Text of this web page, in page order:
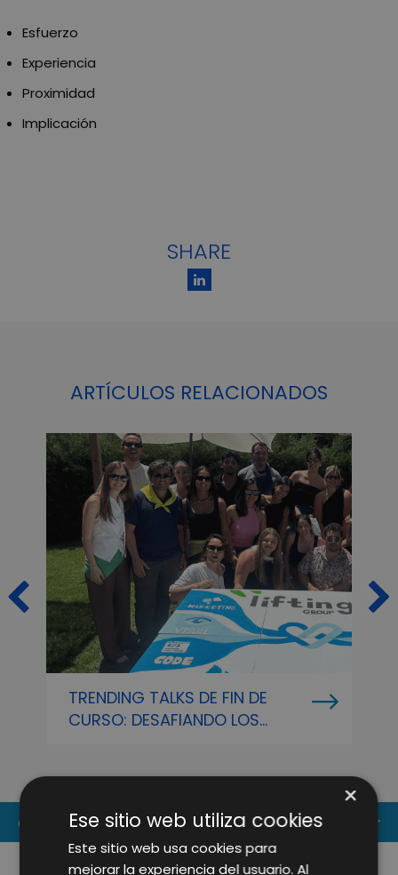
Esfuerzo
Experiencia
Proximidad
Implicación
SHARE
ARTÍCULOS RELACIONADOS
TRENDING TALKS DE FIN DE
CURSO: DESAFIANDO LOS
EVENTO DE VERANO
CONTACT US
×
Ese sitio web utiliza cookies
Este sitio web usa cookies para
mejorar la experiencia del usuario. Al